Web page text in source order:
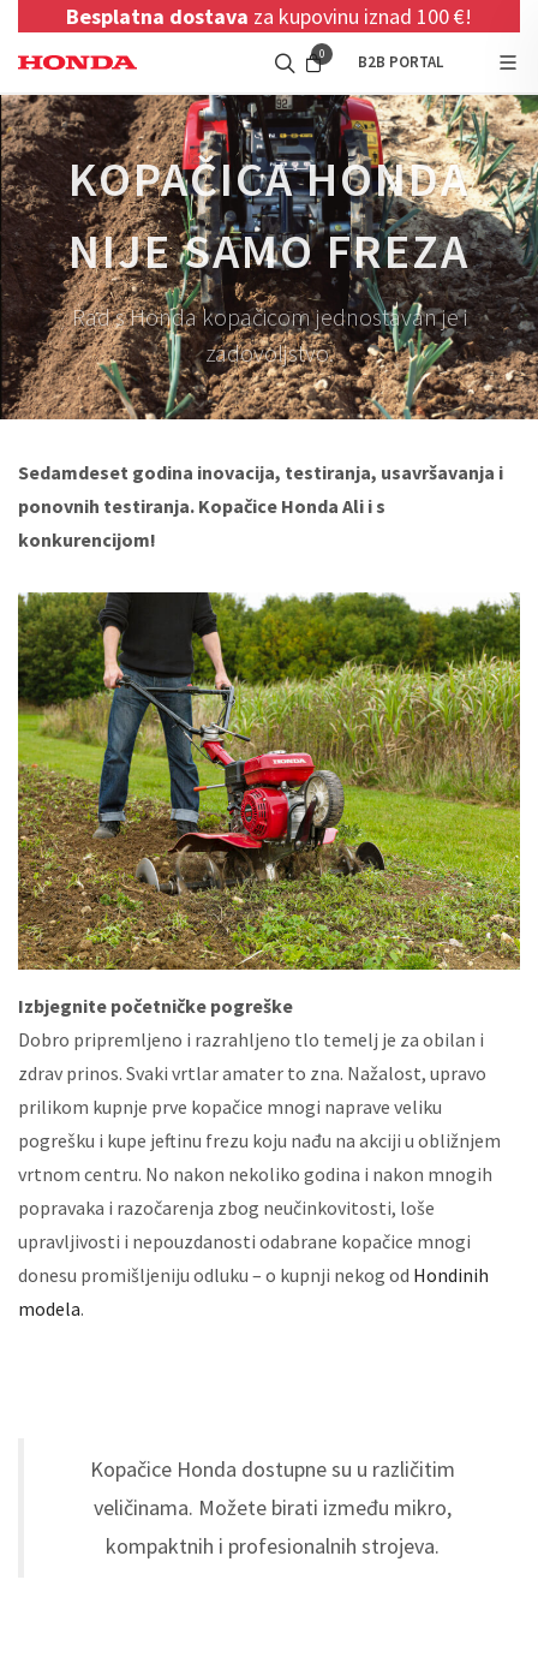
Besplatna dostava za kupovinu iznad 100 €!
0 B2B PORTAL
KOPAČICA HONDA
NIJE SAMO FREZA
Rad s Honda kopačicom jednostavan je i
zadovoljstvo.
Sedamdeset godina inovacija, testiranja, usavršavanja i
ponovnih testiranja. Kopačice Honda Ali i s
konkurencijom!
Izbjegnite početničke pogreške
Dobro pripremljeno i razrahljeno tlo temelj je za obilan i
zdrav prinos. Svaki vrtlar amater to zna. Nažalost, upravo
prilikom kupnje prve kopačice mnogi naprave veliku
pogrešku i kupe jeftinu frezu koju nađu na akciji u obližnjem
vrtnom centru. No nakon nekoliko godina i nakon mnogih
popravaka i razočarenja zbog neučinkovitosti, loše
upravljivosti i nepouzdanosti odabrane kopačice mnogi
donesu promišljeniju odluku – o kupnji nekog od Hondinih
modela.
Kopačice Honda dostupne su u različitim
veličinama. Možete birati između mikro,
kompaktnih i profesionalnih strojeva.